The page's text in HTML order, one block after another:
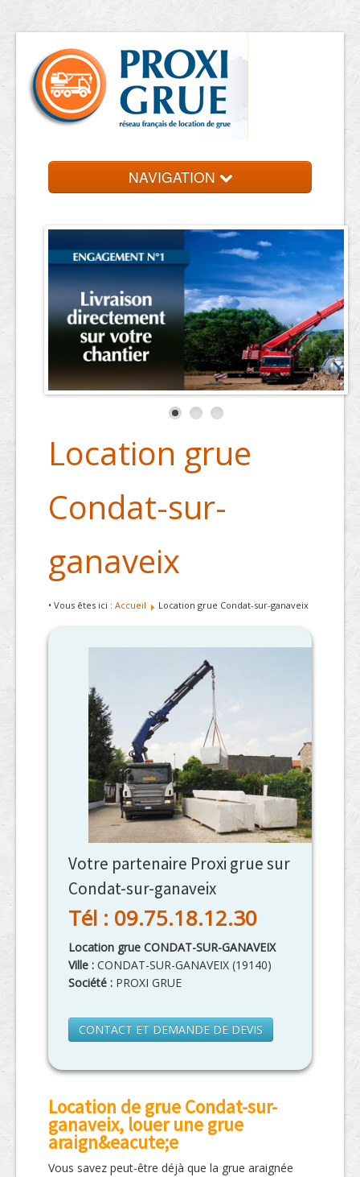
NAVIGATION
Location grue
Condat-sur-
ganaveix
• Vous êtes ici : Accueil Location grue Condat-sur-ganaveix
Votre partenaire Proxi grue sur
Condat-sur-ganaveix
Tél : 09.75.18.12.30
Location grue CONDAT-SUR-GANAVEIX
Ville : CONDAT-SUR-GANAVEIX (19140)
Société : PROXI GRUE
CONTACT ET DEMANDE DE DEVIS
Location de grue Condat-sur-
ganaveix, louer une grue
araign&eacute;e
Vous savez peut-être déjà que la grue araignée